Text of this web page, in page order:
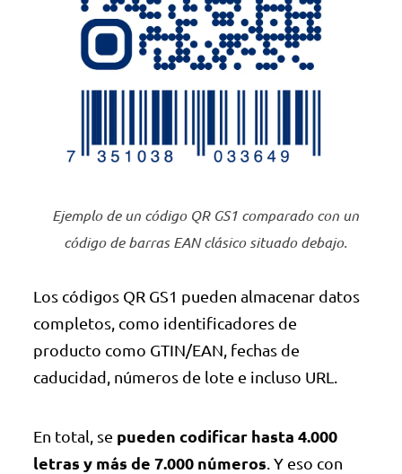
Ejemplo de un código QR GS1 comparado con un
código de barras EAN clásico situado debajo.
Los códigos QR GS1 pueden almacenar datos
completos, como identificadores de
producto como GTIN/EAN, fechas de
caducidad, números de lote e incluso URL.
En total, se pueden codificar hasta 4.000
letras y más de 7.000 números. Y eso con